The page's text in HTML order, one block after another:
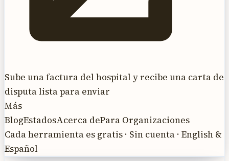
Sube una factura del hospital y recibe una carta de
disputa lista para enviar
Más
BlogEstadosAcerca dePara Organizaciones
Cada herramienta es gratis · Sin cuenta · English &
Español